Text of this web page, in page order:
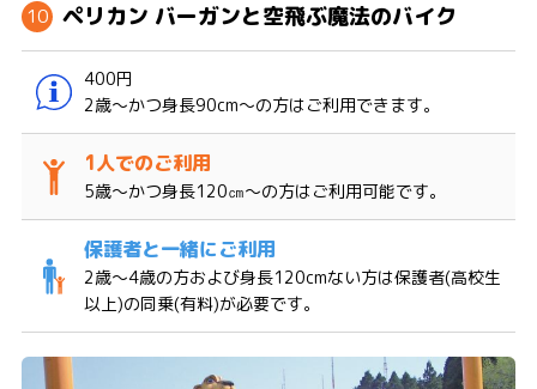
ペリカン バーガンと空飛ぶ魔法のバイク
400円
2歳～かつ身長90cm〜の方はご利用できます。
5歳～かつ身長120㎝～の方はご利用可能です。
2歳〜4歳の方および身長120cmない方は保護者(高校生
以上)の同乗(有料)が必要です。